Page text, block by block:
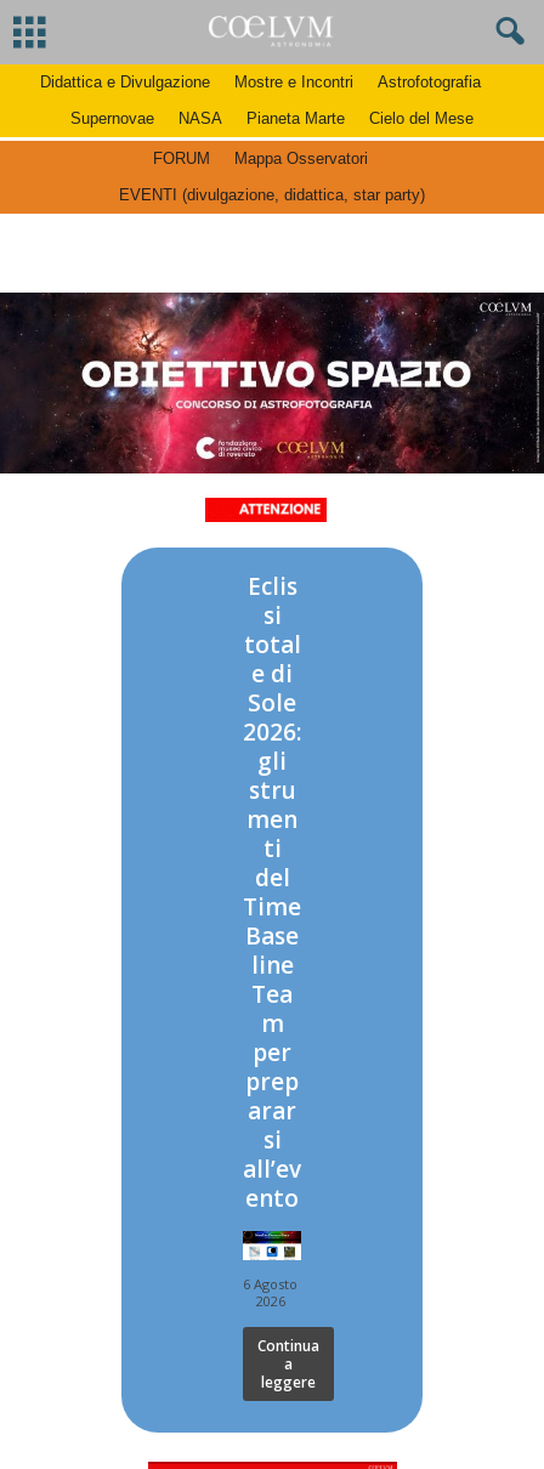
Didattica e Divulgazione Mostre e Incontri
Astrofotografia
Supernovae
NASA Pianeta Marte Cielo del Mese
FORUM
Mappa Osservatori
EVENTI (divulgazione, didattica, star party)
Eclis
si
total
e di
Sole
2026:
gli
stru
men
ti
del
Time
Base
line
Tea
m
per
prep
arar
si
all’ev
ento
6 Agosto
2026
Continua
a
leggere